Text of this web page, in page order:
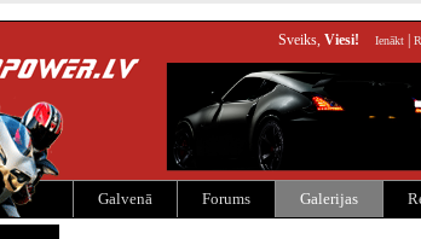
Sveiks, Viesi! Ienākt
Galvenā Forums Galerijas